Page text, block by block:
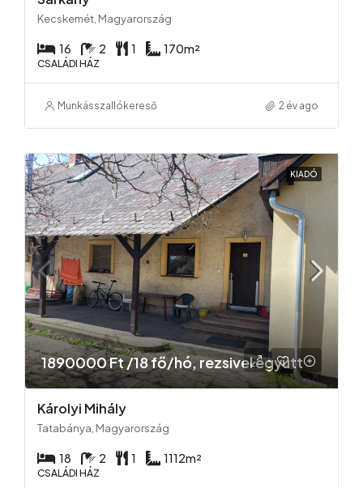
Kecskemét, Magyarország
16 2 1 170m²
CSALÁDI HÁZ
Munkásszallókereső 2 év ago
KIADÓ
1890000 Ft /18 fő/hó, rezsivel együtt
Károlyi Mihály
Tatabánya, Magyarország
18 2 1 1112m²
CSALÁDI HÁZ